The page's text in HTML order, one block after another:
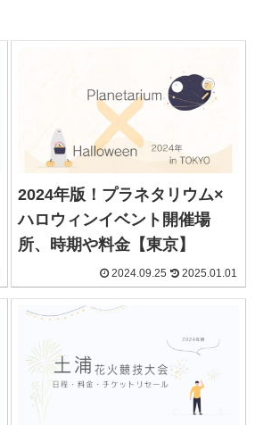
2024年版！プラネタリウム×
ハロウィンイベント開催場
所、時期や料金【東京】
2024.09.25 2025.01.01